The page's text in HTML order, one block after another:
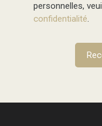
personnelles,
confidentialité.